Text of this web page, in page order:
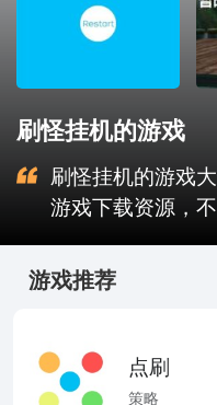
刷怪挂机的游戏
刷怪挂机的游戏
游戏下载资源，
游戏推荐
点刷
策略